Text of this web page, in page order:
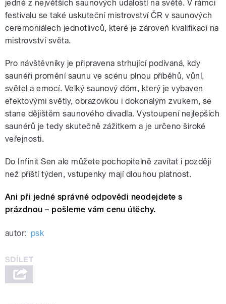
jedné z největších saunových událostí na světě. V rámci
festivalu se také uskuteční mistrovství ČR v saunových
ceremoniálech jednotlivců, které je zároveň kvalifikací na
mistrovství světa.
Pro návštěvníky je připravena strhující podívaná, kdy
saunéři promění saunu ve scénu plnou příběhů, vůní,
světel a emocí. Velký saunový dóm, který je vybaven
efektovými světly, obrazovkou i dokonalým zvukem, se
stane dějištěm saunového divadla. Vystoupení nejlepších
saunérů je tedy skutečně zážitkem a je určeno široké
veřejnosti.
Do Infinit Sen ale můžete pochopitelně zavítat i později
než příští týden, vstupenky mají dlouhou platnost.
Ani při jedné správné odpovědi neodejdete s
prázdnou – pošleme vám cenu útěchy.
autor: psk